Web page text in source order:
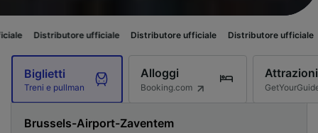
ufficiale Distributore ufficiale Distributore ufficiale Distributore
Biglietti
Treni e pullman
Alloggi
Booking.com
Attrazioni